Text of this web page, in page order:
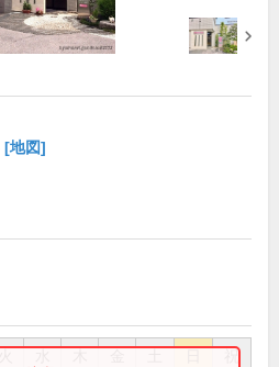
[地図]
祝